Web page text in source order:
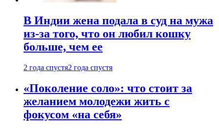
В Индии жена подала в суд на мужа
из-за того, что он любил кошку
больше, чем ее
2 года спустя2 года спустя
«Поколение соло»: что стоит за
желанием молодежи жить с
фокусом «на себя»